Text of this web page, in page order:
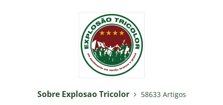
Sobre Explosao Tricolor
58633 Artigos